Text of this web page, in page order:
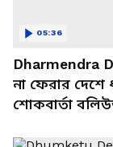
Dharmendra
না ফেরার দেশে
শোকবার্তা
05:36